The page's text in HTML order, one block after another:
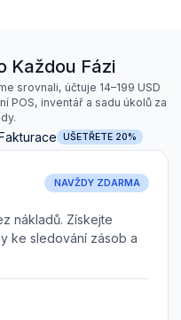
Každou Fázi
srovnali, účtuje 14–199 USD
POS, inventář a sadu úkolů za
UŠETŘETE 20%
NAVŽDY ZDARMA
nákladů. Získejte
ke sledování zásob a